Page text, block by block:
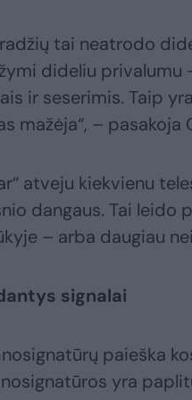
tai neatrodo
dideliu privalumu
ir seserimis. Taip
mažėja“, – pasakoja
atveju kiekvienu
dangaus. Tai
– arba daugiau
signalai
paieška
yra